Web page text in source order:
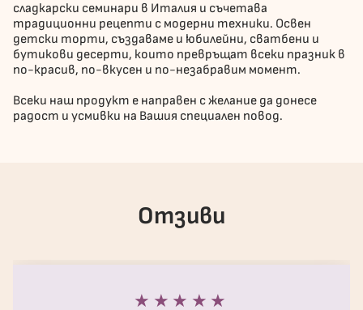
сладкарски семинари в Италия и съчетава
традиционни рецепти с модерни техники. Освен
детски торти, създаваме и юбилейни, сватбени и
бутикови десерти, които превръщат всеки празник в
по-красив, по-вкусен и по-незабравим момент.
Всеки наш продукт е направен с желание да донесе
радост и усмивки на Вашия специален повод.
Отзиви
★★★★★